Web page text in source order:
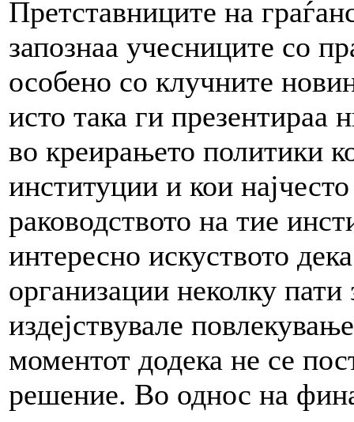
Претставниците на
запознаа учесниците со
особено со клучните
исто така ги презентираа
во креирањето политики
институции и кои
раководството на тие
интересно искуството
организации неколку
издејствувале
моментот додека не се
решение. Во однос на